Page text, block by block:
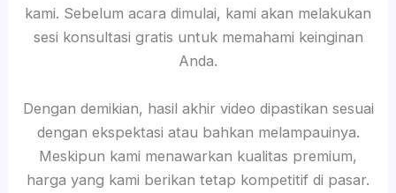
kami. Sebelum acara dimulai, kami akan melakukan
sesi konsultasi gratis untuk memahami keinginan
Anda.
Dengan demikian, hasil akhir video dipastikan sesuai
dengan ekspektasi atau bahkan melampauinya.
Meskipun kami menawarkan kualitas premium,
harga yang kami berikan tetap kompetitif di pasar.